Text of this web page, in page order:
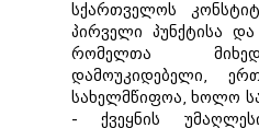
სქართველოს
პირველი პუნქტისა
რომელთა
დამოუკიდებელი,
სახელმწიფოა, ხოლო
- ქვეყნის